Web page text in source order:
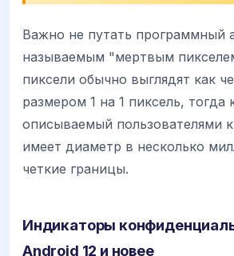
Важно не путать программный
называемым "мертвым
пиксели обычно выглядят как
размером 1 на 1 пиксель, тогда
описываемый пользователями
имеет диаметр в несколько
четкие границы.
Индикаторы
Android 12 и новее